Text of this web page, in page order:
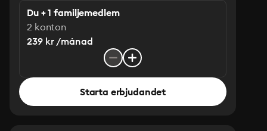
Du + 1 familjemedlem
2 konton
239 kr /månad
Starta erbjudandet